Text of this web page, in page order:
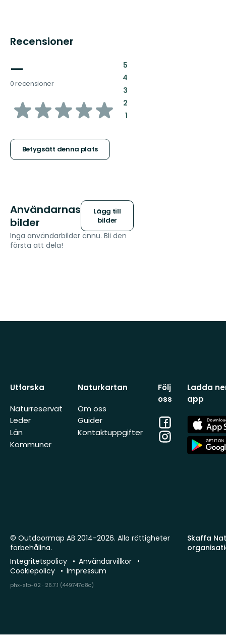
Recensioner
—
0 recensioner
av
stjärnor
Betygsätt denna plats
5:
4:
3:
2:
1:
Användarnas
bilder
Lägg till
bilder
Inga användarbilder ännu. Bli den
första att dela!
Utforska
Naturreservat
Leder
Län
Kommuner
Naturkartan
Om oss
Guider
Kontaktuppgifter
Följ
oss
Facebook
Instagram
Ladda
app
App
Store
App
Store
Skaffa
© Outdoormap AB 2014-2026. Alla rättigheter
förbehållna.
Integritetspolicy
Användarvillkor
Cookiepolicy
Impressum
phx-sto-02 · 26.7.1 (449747a8c)